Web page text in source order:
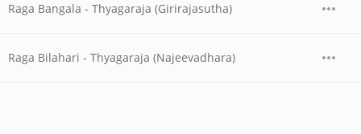
Raga Bangala - Thyagaraja (Girirajasutha)
Raga Bilahari - Thyagaraja (Najeevadhara)